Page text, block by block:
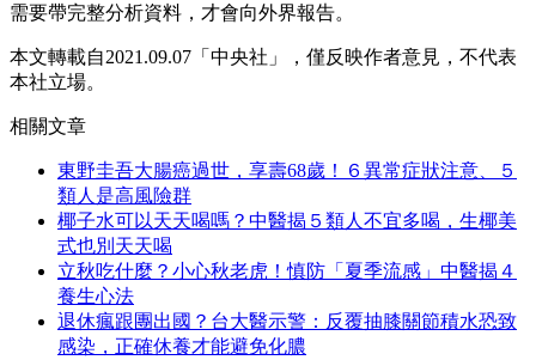
需要帶完整分析資料，才會向外界報告。
本文轉載自2021.09.07 「中央社」， 僅反映作者意見，不代表
本社立場。
相關文章
東野圭吾大腸癌過世，享壽68歲！６異常症狀注意、５
類人是高風險群
椰子水可以天天喝嗎？中醫揭５類人不宜多喝，生椰美
式也別天天喝
立秋吃什麼？小心秋老虎！慎防「夏季流感」中醫揭４
養生心法
退休瘋跟團出國？台大醫示警：反覆抽膝關節積水恐致
感染，正確休養才能避免化膿